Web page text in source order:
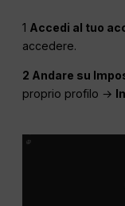
1 Accedi al tuo
accedere.
2 Andare su
proprio profilo →